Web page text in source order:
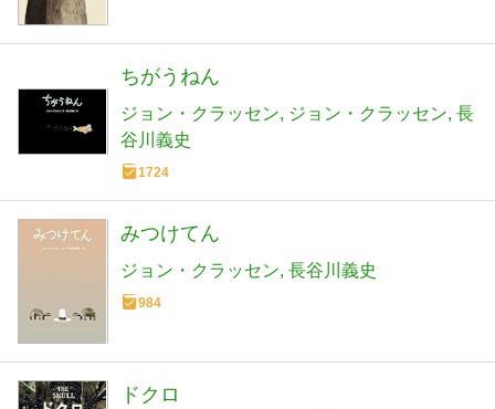
ちがうねん
ジョン・クラッセン ジョン・クラッセン 長
谷川義史
1724
みつけてん
ジョン・クラッセン 長谷川義史
984
ドクロ